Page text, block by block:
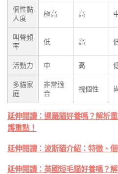
個性黏
人度
極高 高
叫聲頻
率
低 高
活動力 中 高
多貓家
庭
非常適
合
視個性
延伸閱讀：暹羅貓好養嗎？解析
護重點！
延伸閱讀：波斯貓介紹：特徵、
延伸閱讀：英國短毛貓好養嗎？